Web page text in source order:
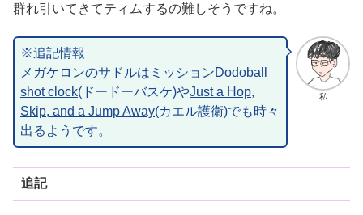
群れ引いてきてティムするの難しそうですね。
私
※追記情報
メガケロンのサドルはミッションDodoball
shot clock(ドードーバスケ)やJust a Hop,
Skip, and a Jump Away(カエル護衛)でも時々
出るようです。
追記